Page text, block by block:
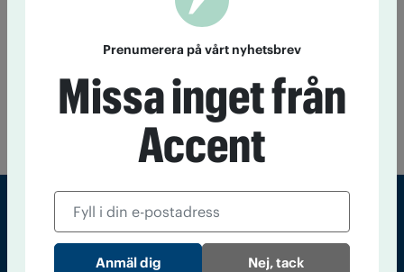
Över 700 tävlade i IOGT-NTO-
16 november 2018Kring 700–800 personer var på något sätt
med och tävlade i IOGT-NTO-rörelsens tävling Pumpen i går.
”Väldigt roligt”, säger en av tävlingsledarna.
Sveriges största tidning om droger och nykterhet
Prenumerera på vårt nyhetsbrev
Missa inget från
Accent
Nej, tack